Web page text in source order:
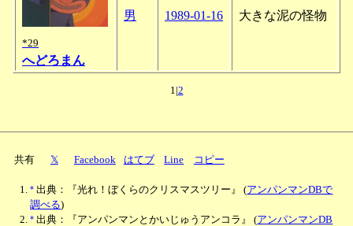
*29
へどろまん
男 1989-01-16 大きな泥の怪物
1| 2
共有 𝕏 Facebook はてブ Line コピー
* 出典：『光れ！ぼくらのクリスマスツリー』(アンパンマンDBで
調べる)
* 出典：『アンパンマンとかいじゅうアンコラ』(アンパンマンDB